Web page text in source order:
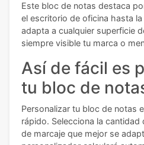
Este bloc de notas destaca
el escritorio de oficina hasta
adapta a cualquier superficie
siempre visible tu marca o
Así de fácil es
tu bloc de
Personalizar tu bloc de notas
rápido. Selecciona la cantidad
de marcaje que mejor se